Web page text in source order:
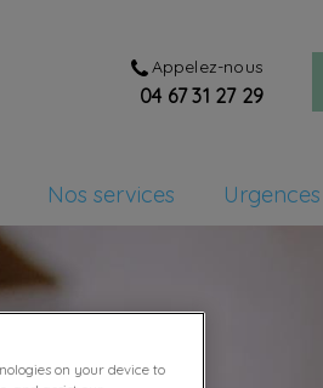
Appelez-nous
04 67 31 27 29
Nos services Urgences
on your device to